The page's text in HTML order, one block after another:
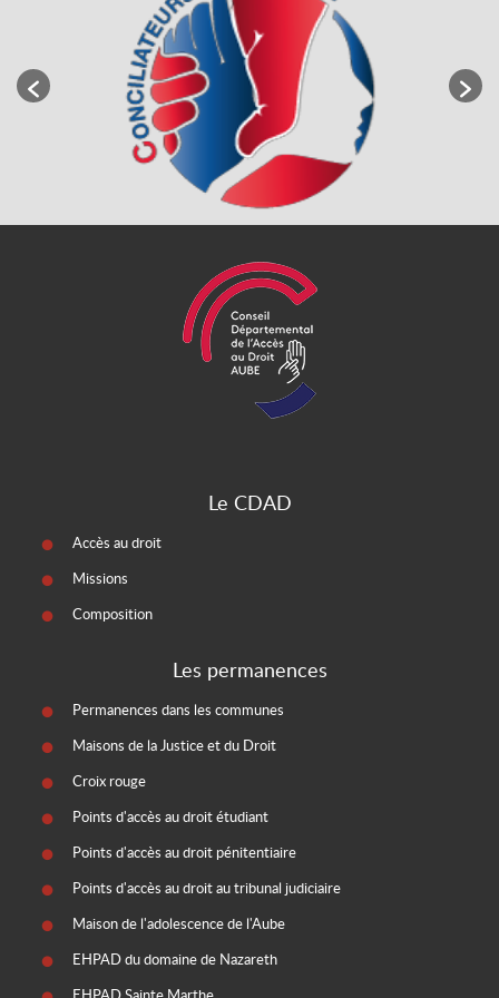
Le CDAD
Accès au droit
Missions
Composition
Les permanences
Permanences dans les communes
Maisons de la Justice et du Droit
Croix rouge
Points d'accès au droit étudiant
Points d'accès au droit pénitentiaire
Points d'accès au droit au tribunal judiciaire
Maison de l'adolescence de l'Aube
EHPAD du domaine de Nazareth